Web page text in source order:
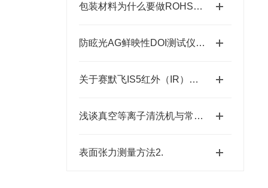
包装材料为什么要做ROHS检测报告？
防眩光AG鲜映性DOI测试仪直接测量AG玻璃清晰度
关于赛默飞IS5红外（IR）光谱仪器你真的了解吗？
浅谈真空等离子清洗机与常规清洗之间的区别
表面张力测量方法2.